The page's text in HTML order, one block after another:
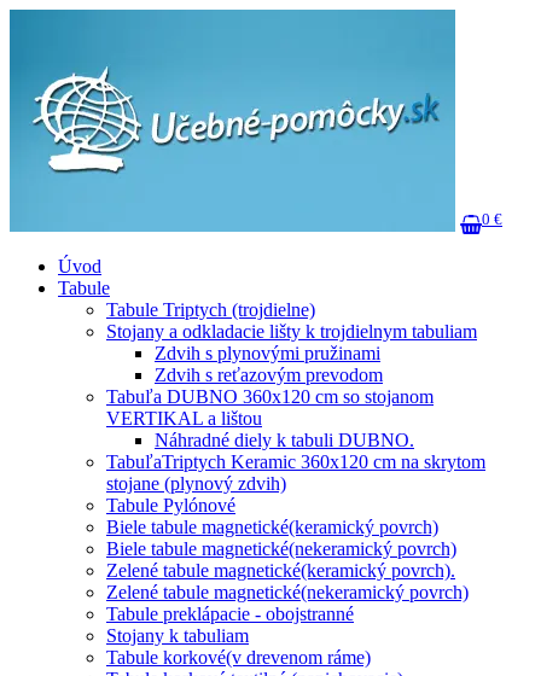
0 €
Úvod
Tabule
Tabule Triptych (trojdielne)
Stojany a odkladacie lišty k trojdielnym tabuliam
Zdvih s plynovými pružinami
Zdvih s reťazovým prevodom
Tabuľa DUBNO 360x120 cm so stojanom
VERTIKAL a lištou
Náhradné diely k tabuli DUBNO.
TabuľaTriptych Keramic 360x120 cm na skrytom
stojane (plynový zdvih)
Tabule Pylónové
Biele tabule magnetické(keramický povrch)
Biele tabule magnetické(nekeramický povrch)
Zelené tabule magnetické(keramický povrch).
Zelené tabule magnetické(nekeramický povrch)
Tabule preklápacie - obojstranné
Stojany k tabuliam
Tabule korkové(v drevenom ráme)